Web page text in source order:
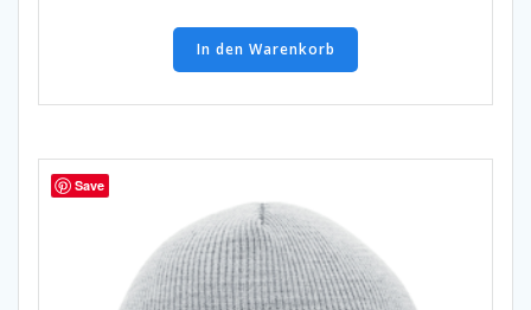
In den Warenkorb
Save